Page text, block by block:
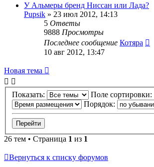
У Альмеры бренд Ниссан или Лада?
Pupsik » 23 июл 2012, 14:13
5 Ответы
9888 Просмотры
Последнее сообщение Котяра
10 авг 2012, 13:47
Новая тема
Показать:
Поле сортировки:
Порядок:
26 тем • Страница 1 из 1
Вернуться к списку форумов